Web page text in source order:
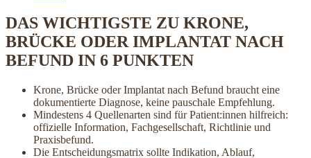
DAS WICHTIGSTE ZU KRONE,
BRÜCKE ODER IMPLANTAT NACH
BEFUND IN 6 PUNKTEN
Krone, Brücke oder Implantat nach Befund braucht eine
dokumentierte Diagnose, keine pauschale Empfehlung.
Mindestens 4 Quellenarten sind für Patient:innen hilfreich:
offizielle Information, Fachgesellschaft, Richtlinie und
Praxisbefund.
Die Entscheidungsmatrix sollte Indikation, Ablauf,